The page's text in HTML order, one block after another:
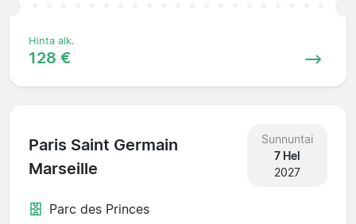
Hinta alk.
128 €
Paris Saint Germain
Marseille
Sunnuntai
7 Hel
2027
Parc des Princes